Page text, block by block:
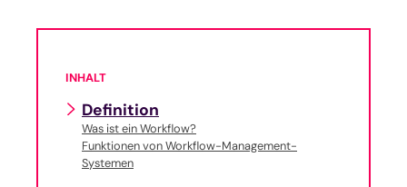
INHALT
Definition
Was ist ein Workflow?
Funktionen von Workflow-Management-
Systemen